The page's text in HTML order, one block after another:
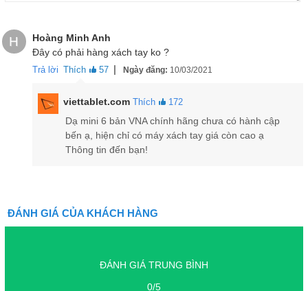
Ở mặt lưng, iPad Mini 6 được trang bị 1 camera, cảm biến và 1
H
Hoàng Minh Anh
Đây có phải hàng xách tay ko ?
Trả lời Thích 57 | Ngày đăng: 10/03/2021
viettablet.com Thích 172
Dạ mini 6 bản VNA chính hãng chưa có hành cập
bến ạ, hiện chỉ có máy xách tay giá còn cao ạ
Thông tin đến bạn!
ĐÁNH GIÁ CỦA KHÁCH HÀNG
ĐÁNH GIÁ TRUNG BÌNH
0/5